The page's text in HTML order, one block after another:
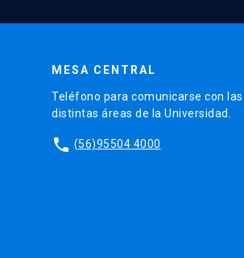
MESA CENTRAL
Teléfono para comunicarse con las
distintas áreas de la Universidad.
phone (56)95504 4000